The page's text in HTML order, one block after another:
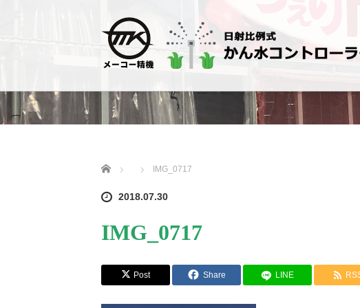
ホーム IMG_0717
2018.07.30
IMG_0717
Post Share LINE